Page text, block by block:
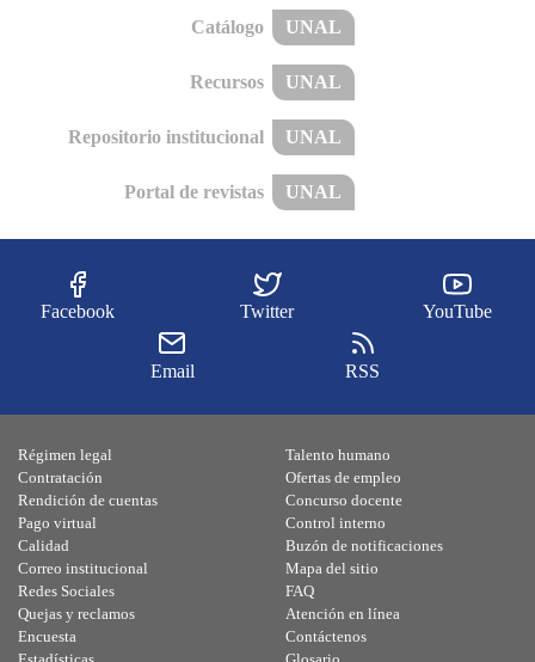
Catálogo UNAL
Recursos UNAL
Repositorio institucional UNAL
Portal de revistas UNAL
Facebook Twitter YouTube
Email RSS
Régimen legal
Contratación
Rendición de cuentas
Pago virtual
Calidad
Talento humano
Ofertas de empleo
Concurso docente
Control interno
Buzón de notificaciones
Correo institucional
Redes Sociales
Quejas y reclamos
Encuesta
Mapa del sitio
FAQ
Atención en línea
Contáctenos